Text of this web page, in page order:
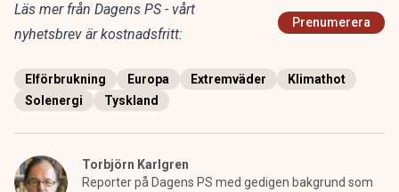
Läs mer från Dagens PS - vårt
nyhetsbrev är kostnadsfritt:
Prenumerera
Elförbrukning Europa Extremväder
Klimathot
Solenergi
Tyskland
Torbjörn Karlgren
Reporter på Dagens PS med gedigen bakgrund som